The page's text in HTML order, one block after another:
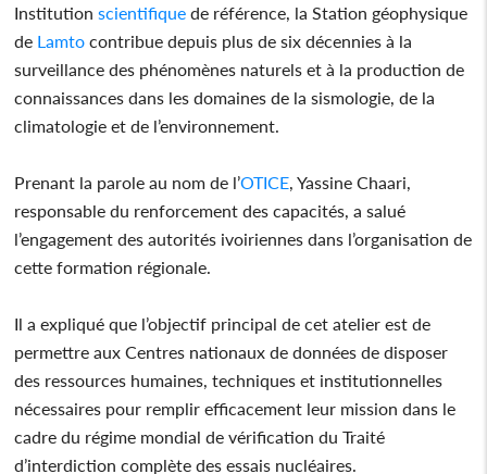
Institution scientifique de référence, la Station géophysique
de Lamto contribue depuis plus de six décennies à la
surveillance des phénomènes naturels et à la production de
connaissances dans les domaines de la sismologie, de la
climatologie et de l’environnement.
Prenant la parole au nom de l’OTICE , Yassine Chaari,
responsable du renforcement des capacités, a salué
l’engagement des autorités ivoiriennes dans l’organisation de
cette formation régionale.
Il a expliqué que l’objectif principal de cet atelier est de
permettre aux Centres nationaux de données de disposer
des ressources humaines, techniques et institutionnelles
nécessaires pour remplir efficacement leur mission dans le
cadre du régime mondial de vérification du Traité
d’interdiction complète des essais nucléaires.